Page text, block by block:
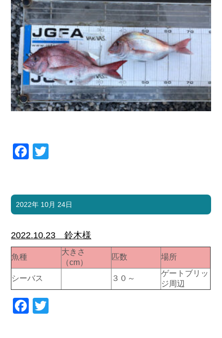
Facebook
2022年 10月 24日
2022.10.23 鈴木様
魚種
大きさ
（cm）
匹数 場所
シーバス ３０～
ゲートブリッ
ジ周辺
Facebook